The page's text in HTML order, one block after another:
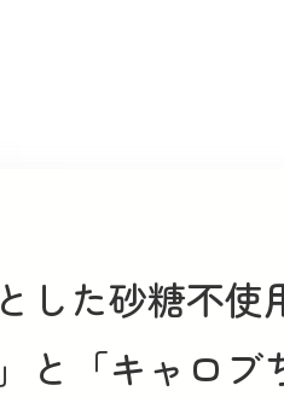
した砂糖不使
と「キャロブ